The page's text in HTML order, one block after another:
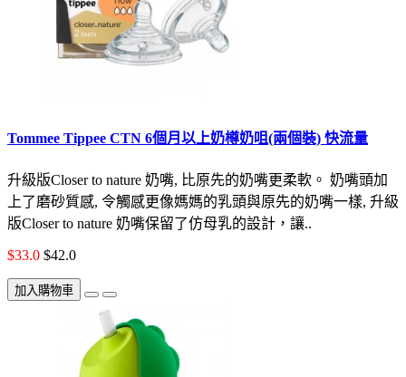
Tommee Tippee CTN 6個月以上奶樽奶咀(兩個裝) 快流量
升級版Closer to nature 奶嘴, 比原先的奶嘴更柔軟。 奶嘴頭加
上了磨砂質感, 令觸感更像媽媽的乳頭與原先的奶嘴一樣, 升級
版Closer to nature 奶嘴保留了仿母乳的設計，讓..
$33.0 $42.0
加入購物車